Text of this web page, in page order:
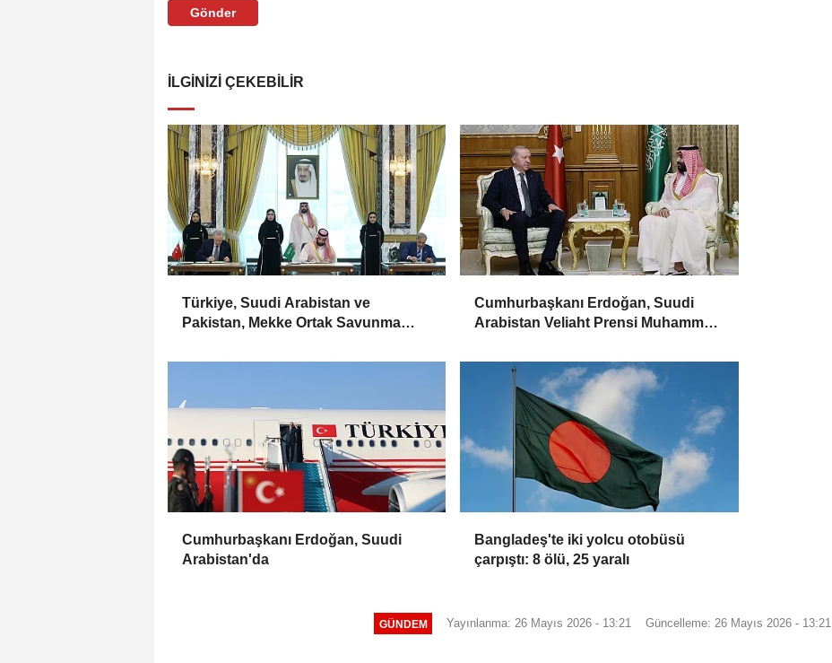
Gönder
İLGINIZI ÇEKEBILIR
Türkiye, Suudi Arabistan ve
Pakistan, Mekke Ortak Savunma
Cumhurbaşkanı Erdoğan, Suudi
Arabistan Veliaht Prensi Muhammed
Cumhurbaşkanı Erdoğan, Suudi
Arabistan'da
Bangladeş'te iki yolcu otobüsü
çarpıştı: 8 ölü, 25 yaralı
GÜNDEM Yayınlanma: 26 Mayıs 2026 - 13:21 Güncelleme: 26 Mayıs 2026 - 13:21